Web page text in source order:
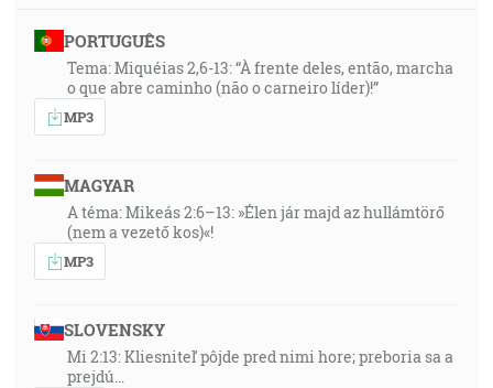
PORTUGUÊS
Tema: Miquéias 2,6-13: “À frente deles, então, marcha
o que abre caminho (não o carneiro líder)!”
MP3
MAGYAR
A téma: Mikeás 2:6–13: »Élen jár majd az hullámtörő
(nem a vezető kos)«!
MP3
SLOVENSKY
Mi 2:13: Kliesniteľ pôjde pred nimi hore; preboria sa a
prejdú…